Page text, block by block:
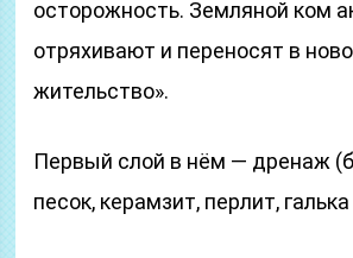
осторожность. Земляной ком
отряхивают и переносят в
жительство».
Первый слой в нём — дренаж
песок, керамзит, перлит,